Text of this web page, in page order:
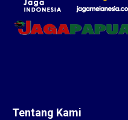
Tentang Kami